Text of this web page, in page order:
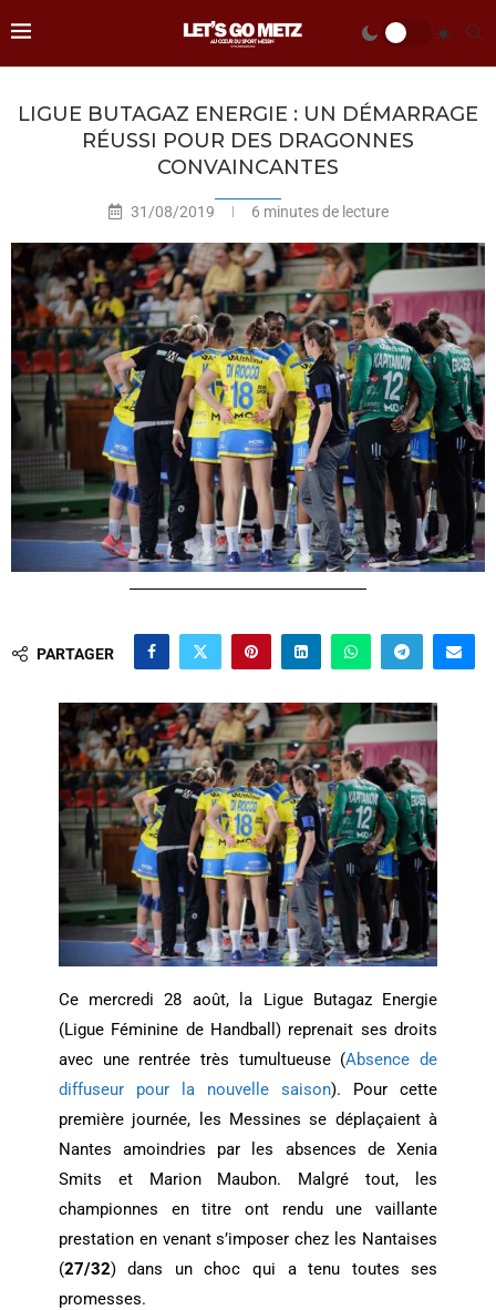
LIGUE BUTAGAZ ENERGIE : UN DÉMARRAGE
RÉUSSI POUR DES DRAGONNES
CONVAINCANTES
31/08/2019 6 minutes de lecture
PARTAGER
Ce mercredi 28 août, la Ligue Butagaz Energie
(Ligue Féminine de Handball) reprenait ses droits
avec une rentrée très tumultueuse (Absence de
diffuseur pour la nouvelle saison). Pour cette
première journée, les Messines se déplaçaient à
Nantes amoindries par les absences de Xenia
Smits et Marion Maubon. Malgré tout, les
championnes en titre ont rendu une vaillante
prestation en venant s’imposer chez les Nantaises
(27/32) dans un choc qui a tenu toutes ses
promesses.